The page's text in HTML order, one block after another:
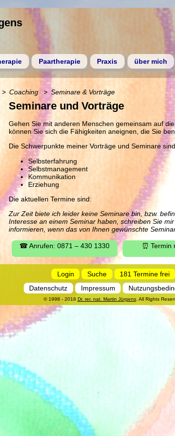
Paartherapie Praxis über mich
Seminare und Vorträge
Gehen Sie mit anderen Menschen gemeinsam auf
können Sie sich die Fähigkeiten aneignen, die Sie
Die Schwerpunkte meiner Vorträge und Seminare
Selbsterfahrung
Selbstmanagement
Kommunikation
Erziehung
Die aktuellen Termine sind:
Zur Zeit biete ich leider keine Seminare bin, bzw.
Interesse an einem Seminar haben, schreiben Sie
informieren, wenn das von Ihnen gewünschte
☎ Anrufen: 0871 – 430 1330 ⏰ Termin
Coaching Seminare & Vorträge
Login Suche
181 Termine frei
Datenschutz
Impressum
© 1998 - 2018 Dr. rer. nat. Martin Jürgens. All Rights